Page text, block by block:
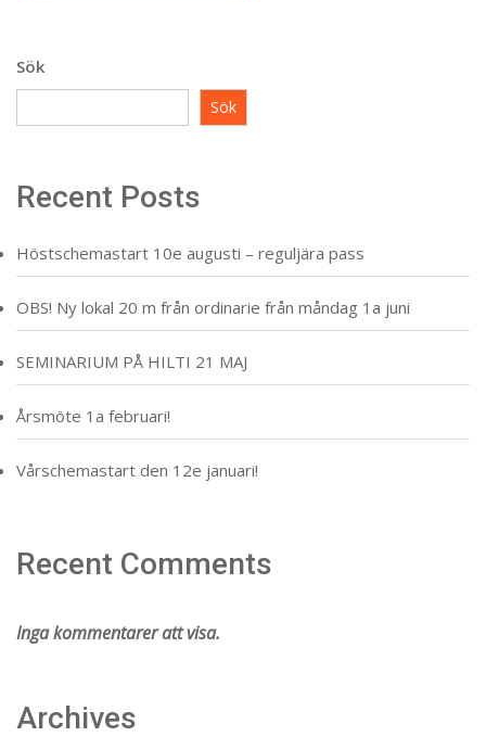
Sök
Sök
Recent Posts
Höstschemastart 10e augusti – reguljära pass
OBS! Ny lokal 20 m från ordinarie från måndag 1a juni
SEMINARIUM PÅ HILTI 21 MAJ
Årsmöte 1a februari!
Vårschemastart den 12e januari!
Recent Comments
Inga kommentarer att visa.
Archives